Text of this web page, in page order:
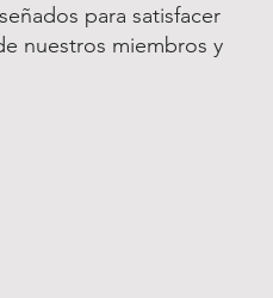
para satisfacer
nuestros miembros y